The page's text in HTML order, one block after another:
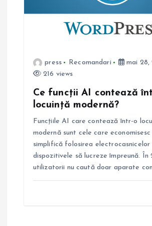
press Recomandari
mai 28,
216 views
Ce funcții AI contează
locuință modernă?
Funcțiile AI care contează într-o
modernă sunt cele care
simplifică folosirea electrocasnicelor
dispozitivele să lucreze împreună. În
utilizatorii nu caută doar aparate